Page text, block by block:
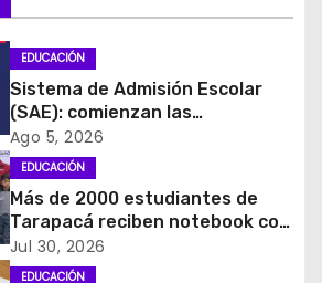
EDUCACIÓN
Sistema de Admisión Escolar
(SAE): comienzan las
postulaciones a
establecimientos para 2027
Ago 5, 2026
EDUCACIÓN
Más de 2000 estudiantes de
Tarapacá reciben notebook con
recursos pedagógicos e
internet gratis por un año
Jul 30, 2026
EDUCACIÓN